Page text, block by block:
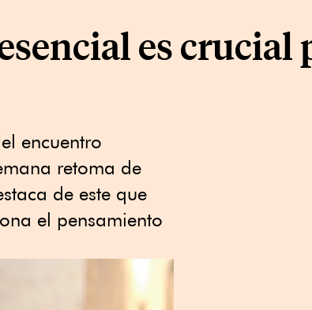
es crucial
encuentro
retoma de
de este que
el pensamiento